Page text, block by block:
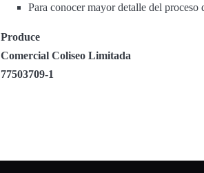
Para conocer mayor detalle del
Produce
Comercial Coliseo Limitada
77503709-1